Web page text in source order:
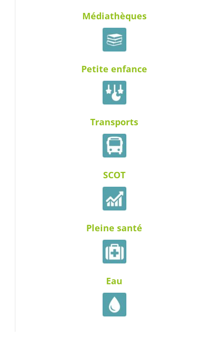
Médiathèques
Petite enfance
Transports
SCOT
Pleine santé
Eau